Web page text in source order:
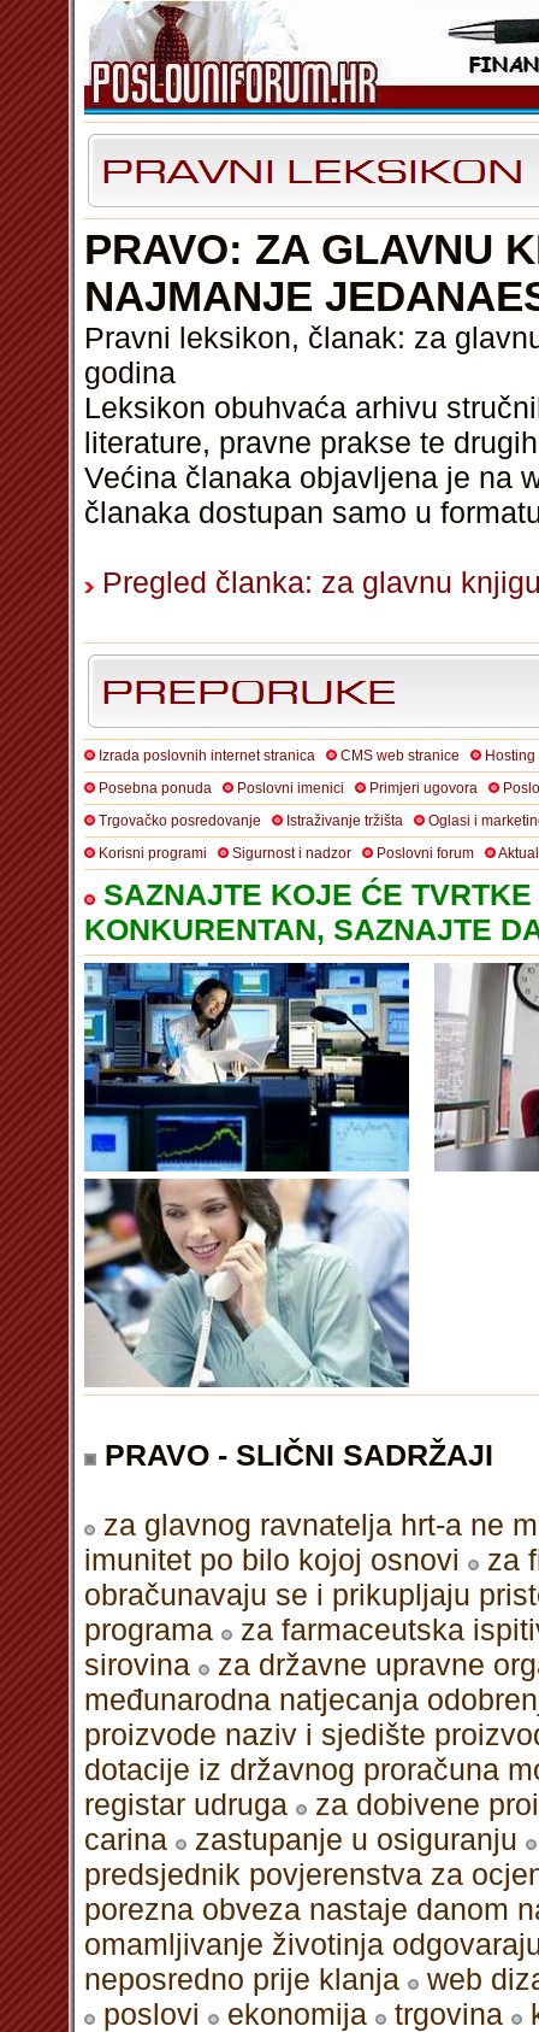
PRAVO: ZA GLAVNU
NAJMANJE
Pravni leksikon, članak: za
godina
Leksikon obuhvaća arhivu
literature, pravne prakse te
Većina članaka objavljena je na
članaka dostupan samo u
Pregled članka: za glavnu
Izrada poslovnih internet stranica CMS web stranice
Posebna ponuda
Poslovni imenici Primjeri ugovora
Trgovačko posredovanje
Istraživanje tržišta
Oglasi i
Korisni programi
Sigurnost i nadzor Poslovni forum
SAZNAJTE KOJE ĆE
KONKURENTAN, SAZNAJTE
PRAVO - SLIČNI SADRŽAJI
za glavnog ravnatelja hrt-a ne
imunitet po bilo kojoj osnovi
za
obračunavaju se i prikupljaju
programa
za farmaceutska
sirovina
za državne upravne
međunarodna natjecanja
proizvode naziv i sjedište
dotacije iz državnog proračuna
registar udruga
za dobivene
carina
zastupanje u osiguranju
predsjednik povjerenstva za
porezna obveza nastaje danom
omamljivanje životinja
neposredno prije klanja
web
poslovi
ekonomija trgovina